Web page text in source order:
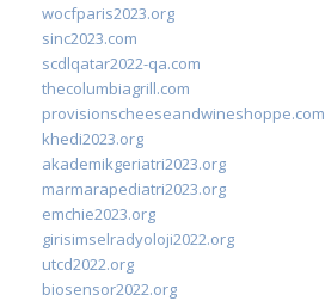
wocfparis2023.org
sinc2023.com
scdlqatar2022-qa.com
thecolumbiagrill.com
provisionscheeseandwineshoppe.com
khedi2023.org
akademikgeriatri2023.org
marmarapediatri2023.org
emchie2023.org
girisimselradyoloji2022.org
utcd2022.org
biosensor2022.org